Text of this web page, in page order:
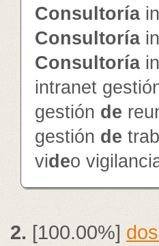
Consultoría
Consultoría
Consultoría
intranet
gestión de
gestión de
video
2.[100.00%]